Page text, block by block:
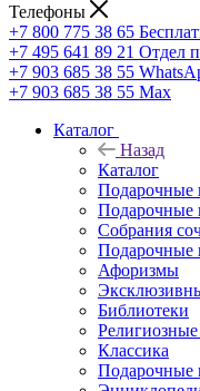
Телефоны
+7 800 775 38 65
+7 495 641 89 21 Отдел
+7 903 685 38 55
+7 903 685 38 55 Max
Каталог
Назад
Каталог
Подарочные
Подарочные
Собрания
Подарочные
Афоризмы
Библиотеки
Классика
Подарочные